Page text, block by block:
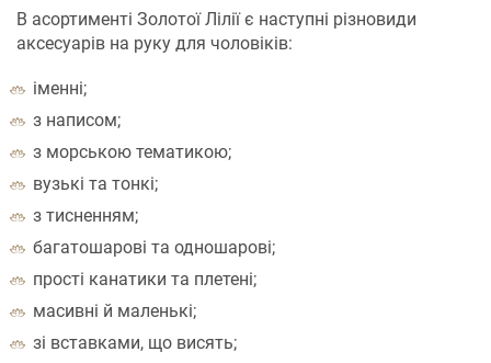
В асортименті Золотої Лілії є наступні різновиди
аксесуарів на руку для чоловіків:
іменні;
з написом;
з морською тематикою;
вузькі та тонкі;
з тисненням;
багатошарові та одношарові;
прості канатики та плетені;
масивні й маленькі;
зі вставками, що висять;